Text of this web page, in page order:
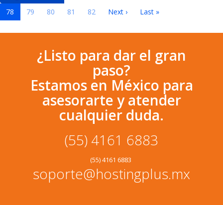
78
79 80 81 82 Next › Last »
¿Listo para dar el gran
paso?
Estamos en México para
asesorarte y atender
cualquier duda.
(55) 4161 6883
(55) 4161 6883
soporte@hostingplus.mx